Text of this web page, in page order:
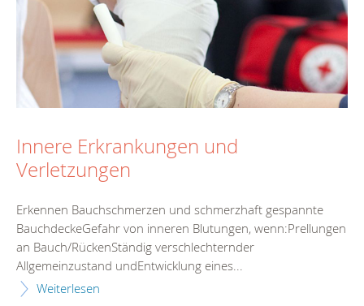
Innere Erkrankungen und
Verletzungen
Erkennen Bauchschmerzen und schmerzhaft gespannte
BauchdeckeGefahr von inneren Blutungen, wenn:Prellungen
an Bauch/RückenStändig verschlechternder
Allgemeinzustand undEntwicklung eines...
Weiterlesen